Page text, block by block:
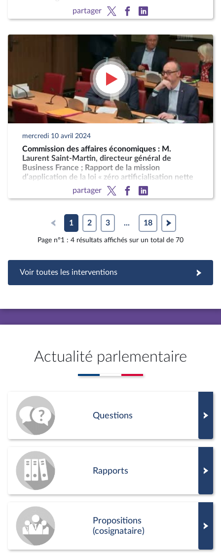
générations en agriculture
partager
mercredi 10 avril 2024
Commission des affaires économiques : M.
Laurent Saint-Martin, directeur général de
Business France ; Rapport de la mission
d’application de la loi « zéro artificialisation nette
» au cœur des territoires
partager
1 2 3 ... 18
Page n°1 : 4 résultats affichés sur un total de 70
Voir toutes les interventions
Actualité parlementaire
Questions
Rapports
Propositions
(cosignataire)